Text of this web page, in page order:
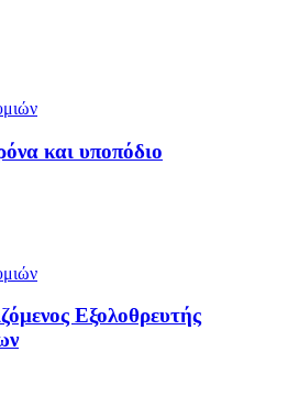
και υποπόδιο
Εξολοθρευτής